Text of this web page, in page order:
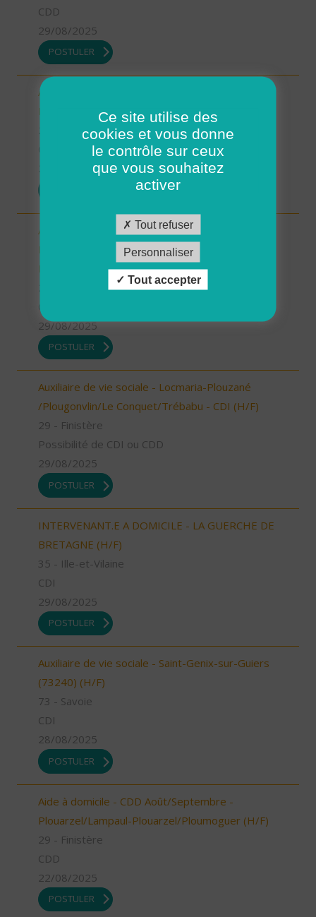
CDD
29/08/2025
POSTULER
Aide à domicile - CDD Septembre -
Plouarzel/Lampaul-Plouarzel/Ploumoguer (H/F)
29 - Finistère
29/08/2025
Aide à domicile - CDD Septembre -
Ploudalmézeau, Lampaul-Ploudalmézeau, St
Pabu (H/F)
CDD
29/08/2025
POSTULER
Auxiliaire de vie sociale - Locmaria-Plouzané
/Plougonvlin/Le Conquet/Trébabu - CDI (H/F)
29 - Finistère
Possibilité de CDI ou CDD
29/08/2025
POSTULER
INTERVENANT.E A DOMICILE - LA GUERCHE DE
BRETAGNE (H/F)
35 - Ille-et-Vilaine
CDI
29/08/2025
POSTULER
Auxiliaire de vie sociale - Saint-Genix-sur-Guiers
(73240) (H/F)
73 - Savoie
CDI
28/08/2025
POSTULER
Aide à domicile - CDD Août/Septembre -
Plouarzel/Lampaul-Plouarzel/Ploumoguer (H/F)
29 - Finistère
CDD
22/08/2025
POSTULER
Ce site utilise des
cookies et vous donne
le contrôle sur ceux
que vous souhaitez
activer
Tout refuser
Personnaliser
Tout accepter